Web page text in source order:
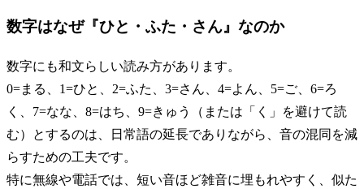
数字はなぜ『ひと・ふた・さん』なのか
数字にも和文らしい読み方があります。
0=まる、1=ひと、2=ふた、3=さん、4=よん、5=ご、6=ろ
く、7=なな、8=はち、9=きゅう（または「く」を避けて読
む）とするのは、日常語の延長でありながら、音の混同を減
らすための工夫です。
特に無線や電話では、短い音ほど雑音に埋もれやすく、似た